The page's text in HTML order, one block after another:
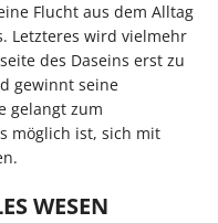
Flucht aus dem Alltag
Letzteres wird vielmehr
des Daseins erst zu
gewinnt seine
gelangt zum
möglich ist, sich mit
WESEN